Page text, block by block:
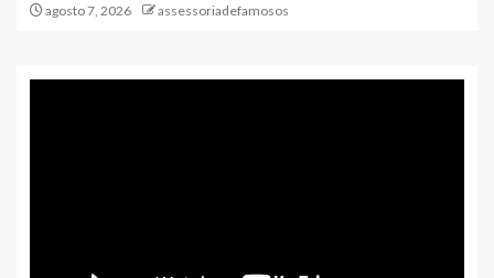
agosto 7, 2026 assessoriadefamosos